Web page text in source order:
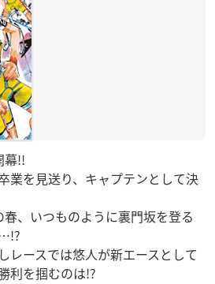
幕!!
業を見送り、キャプテンとして決
、いつものように裏門坂を登る
レースでは悠人が新エースとして
利を掴むのは!?